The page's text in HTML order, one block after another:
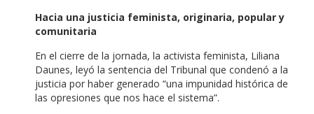
Hacia una justicia feminista, originaria, popular y
comunitaria
En el cierre de la jornada, la activista feminista, Liliana
Daunes, leyó la sentencia del Tribunal que condenó a la
justicia por haber generado “una impunidad histórica de
las opresiones que nos hace el sistema”.